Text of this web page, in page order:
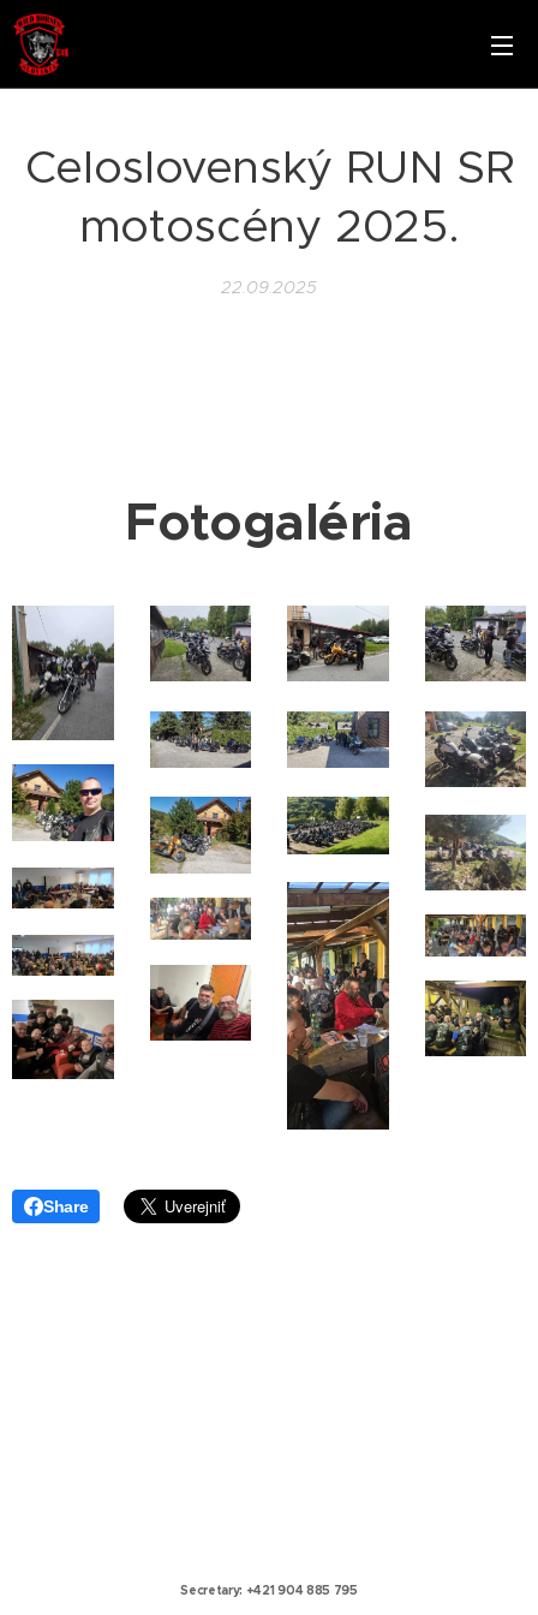
Celoslovenský RUN SR
motoscény 2025.
22.09.2025
Fotogaléria
Share
Secretary: +421 904 885 795